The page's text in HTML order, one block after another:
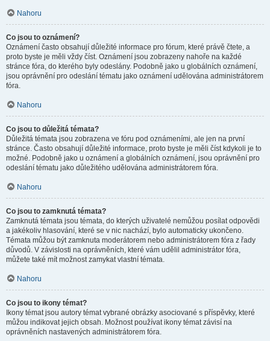
Nahoru
Co jsou to oznámení?
Oznámení často obsahují důležité informace pro fórum, které právě čtete, a
proto byste je měli vždy číst. Oznámení jsou zobrazeny nahoře na každé
stránce fóra, do kterého byly odeslány. Podobně jako u globálních oznámení,
jsou oprávnění pro odeslání tématu jako oznámení udělována administrátorem
fóra.
Nahoru
Co jsou to důležitá témata?
Důležitá témata jsou zobrazena ve fóru pod oznámeními, ale jen na první
stránce. Často obsahují důležité informace, proto byste je měli číst kdykoli je to
možné. Podobně jako u oznámení a globálních oznámení, jsou oprávnění pro
odeslání tématu jako důležitého udělována administrátorem fóra.
Nahoru
Co jsou to zamknutá témata?
Zamknutá témata jsou témata, do kterých uživatelé nemůžou posílat odpovědi
a jakékoliv hlasování, které se v nic nachází, bylo automaticky ukončeno.
Témata můžou být zamknuta moderátorem nebo administrátorem fóra z řady
důvodů. V závislosti na oprávněních, které vám udělil administrátor fóra,
můžete také mít možnost zamykat vlastní témata.
Nahoru
Co jsou to ikony témat?
Ikony témat jsou autory témat vybrané obrázky asociované s příspěvky, které
můžou indikovat jejich obsah. Možnost používat ikony témat závisí na
oprávněních nastavených administrátorem fóra.